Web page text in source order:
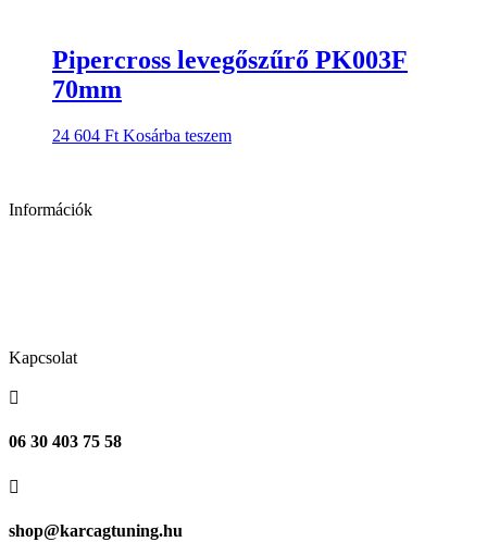
Pipercross levegőszűrő PK003F
70mm
24 604 Ft Kosárba teszem
Információk
Kapcsolat

06 30 403 75 58

shop@karcagtuning.hu